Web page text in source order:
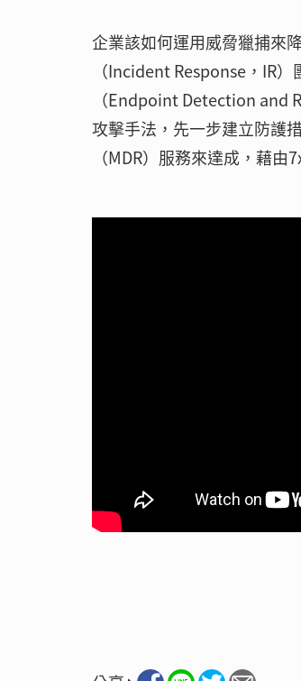
企業該如何運用威脅獵捕來
（Incident Response，IR
（Endpoint Detection and
攻擊手法，先一步建立防護
（MDR）服務來達成，藉